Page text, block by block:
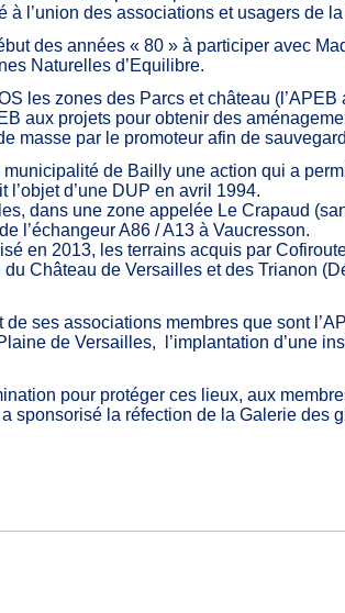
à l’union des associations et usagers
des années « 80 » à participer avec
Naturelles d’Equilibre.
les zones des Parcs et château
aux projets pour obtenir des
masse par le promoteur afin de
de Bailly une action qui a
d’une DUP en avril 1994.
dans une zone appelée Le Crapaud
l’échangeur A86 / A13 à Vaucresson.
en 2013, les terrains acquis par
Château de Versailles et des Trianon
ses associations membres que sont
de Versailles, l’implantation d’une
pour protéger ces lieux, aux
sponsorisé la réfection de la Galerie